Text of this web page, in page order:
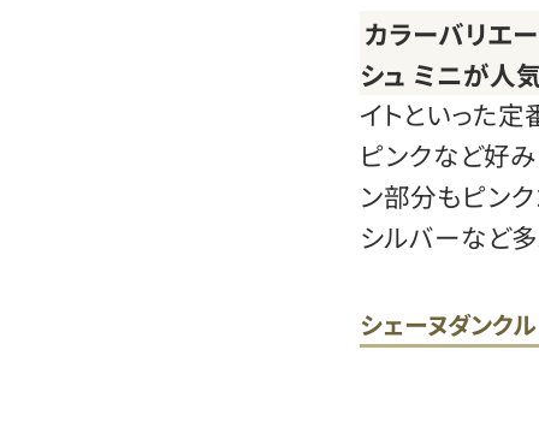
カラーバリエ
シュ ミニが人
イトといった定
ピンクなど好
ン部分もピンク
シルバーなど多
シェーヌダンクル